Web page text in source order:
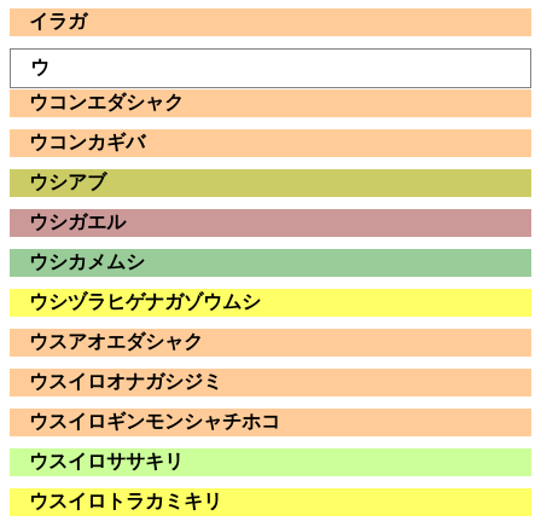
イラガ
ウ
ウコンエダシャク
ウコンカギバ
ウシアブ
ウシガエル
ウシカメムシ
ウシヅラヒゲナガゾウムシ
ウスアオエダシャク
ウスイロオナガシジミ
ウスイロギンモンシャチホコ
ウスイロササキリ
ウスイロトラカミキリ